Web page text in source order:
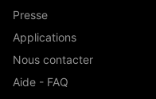
Presse
Applications
Nous contacter
Aide - FAQ